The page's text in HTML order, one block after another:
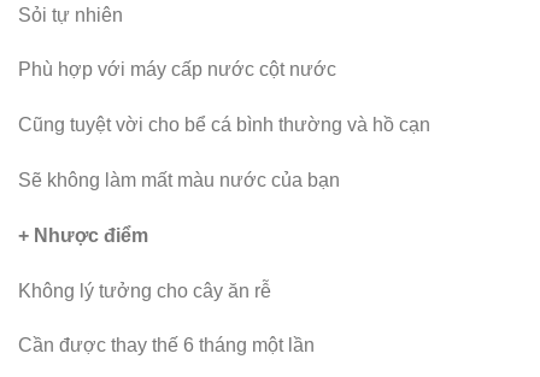
Sỏi tự nhiên
Phù hợp với máy cấp nước cột nước
Cũng tuyệt vời cho bể cá bình thường và hồ cạn
Sẽ không làm mất màu nước của bạn
+ Nhược điểm
Không lý tưởng cho cây ăn rễ
Cần được thay thế 6 tháng một lần